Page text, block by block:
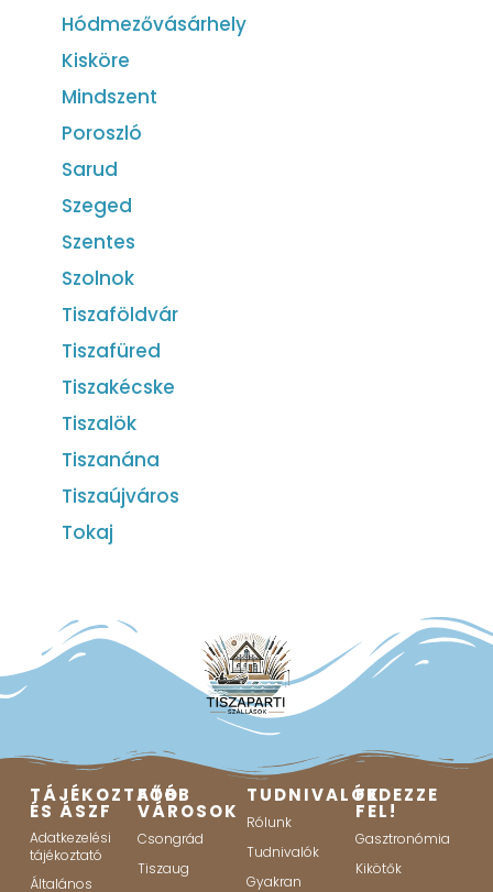
Hódmezővásárhely
Kisköre
Mindszent
Poroszló
Sarud
Szeged
Szentes
Szolnok
Tiszaföldvár
Tiszafüred
Tiszakécske
Tiszalök
Tiszanána
Tiszaújváros
Tokaj
TÁJÉKOZTATÓ
ÉS ÁSZF
Adatkezelési
tájékoztató
Általános
FŐBB
VÁROSOK
Csongrád
Tiszaug
TUDNIVALÓK
Rólunk
Tudnivalók
Gyakran
FEDEZZE
FEL!
Gasztronómia
Kikötők